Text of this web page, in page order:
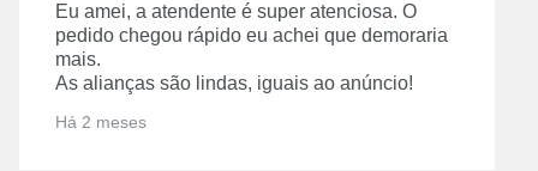
Eu amei, a atendente é super atenciosa. O
pedido chegou rápido eu achei que demoraria
mais.
As alianças são lindas, iguais ao anúncio!
Há 2 meses